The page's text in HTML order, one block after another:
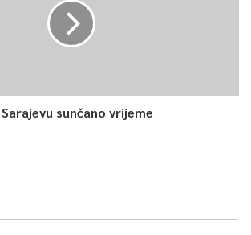
Sarajevu sunčano vrijeme